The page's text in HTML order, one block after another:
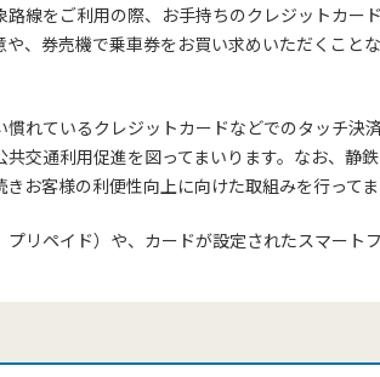
線をご利用の際、お手持ちのクレジットカー
、券売機で乗車券をお買い求めいただくこと
れているクレジットカードなどでのタッチ決
交通利用促進を図ってまいります。なお、静
お客様の利便性向上に向けた取組みを行ってま
リペイド）や、カードが設定されたスマート